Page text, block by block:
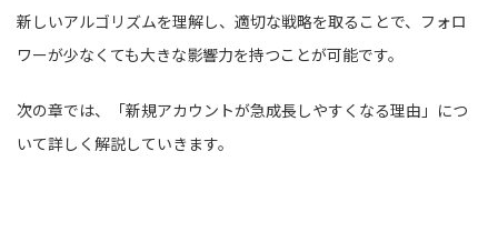
新しいアルゴリズムを理解し、適切な戦略を取ることで、フォロ
ワーが少なくても大きな影響力を持つことが可能です。
次の章では、「新規アカウントが急成長しやすくなる理由」につ
いて詳しく解説していきます。